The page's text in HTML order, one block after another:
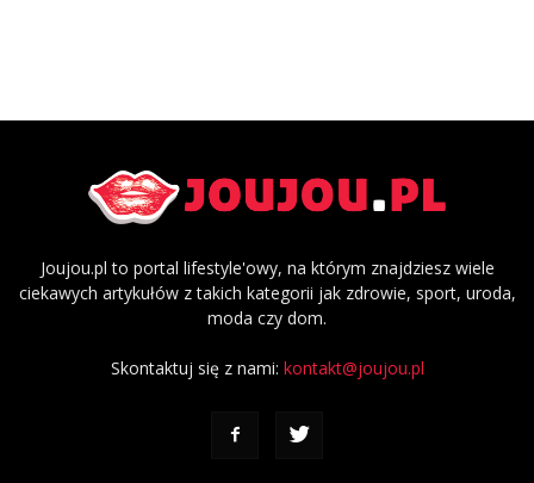
Joujou.pl to portal lifestyle'owy, na którym znajdziesz wiele
ciekawych artykułów z takich kategorii jak zdrowie, sport, uroda,
moda czy dom.
Skontaktuj się z nami: kontakt@joujou.pl